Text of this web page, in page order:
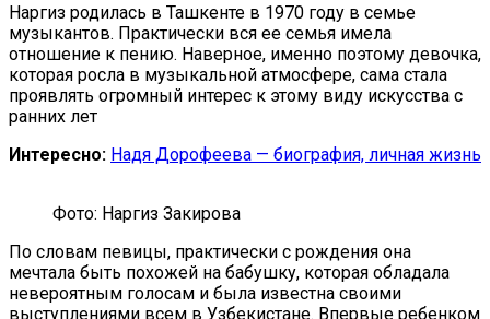
Наргиз родилась в Ташкенте в 1970 году в семье
музыкантов. Практически вся ее семья имела
отношение к пению. Наверное, именно поэтому девочка,
которая росла в музыкальной атмосфере, сама стала
проявлять огромный интерес к этому виду искусства с
ранних лет
Интересно: Надя Дорофеева — биография, личная жизнь
Фото: Наргиз Закирова
По словам певицы, практически с рождения она
мечтала быть похожей на бабушку, которая обладала
невероятным голосам и была известна своими
выступлениями всем в Узбекистане. Впервые ребенком